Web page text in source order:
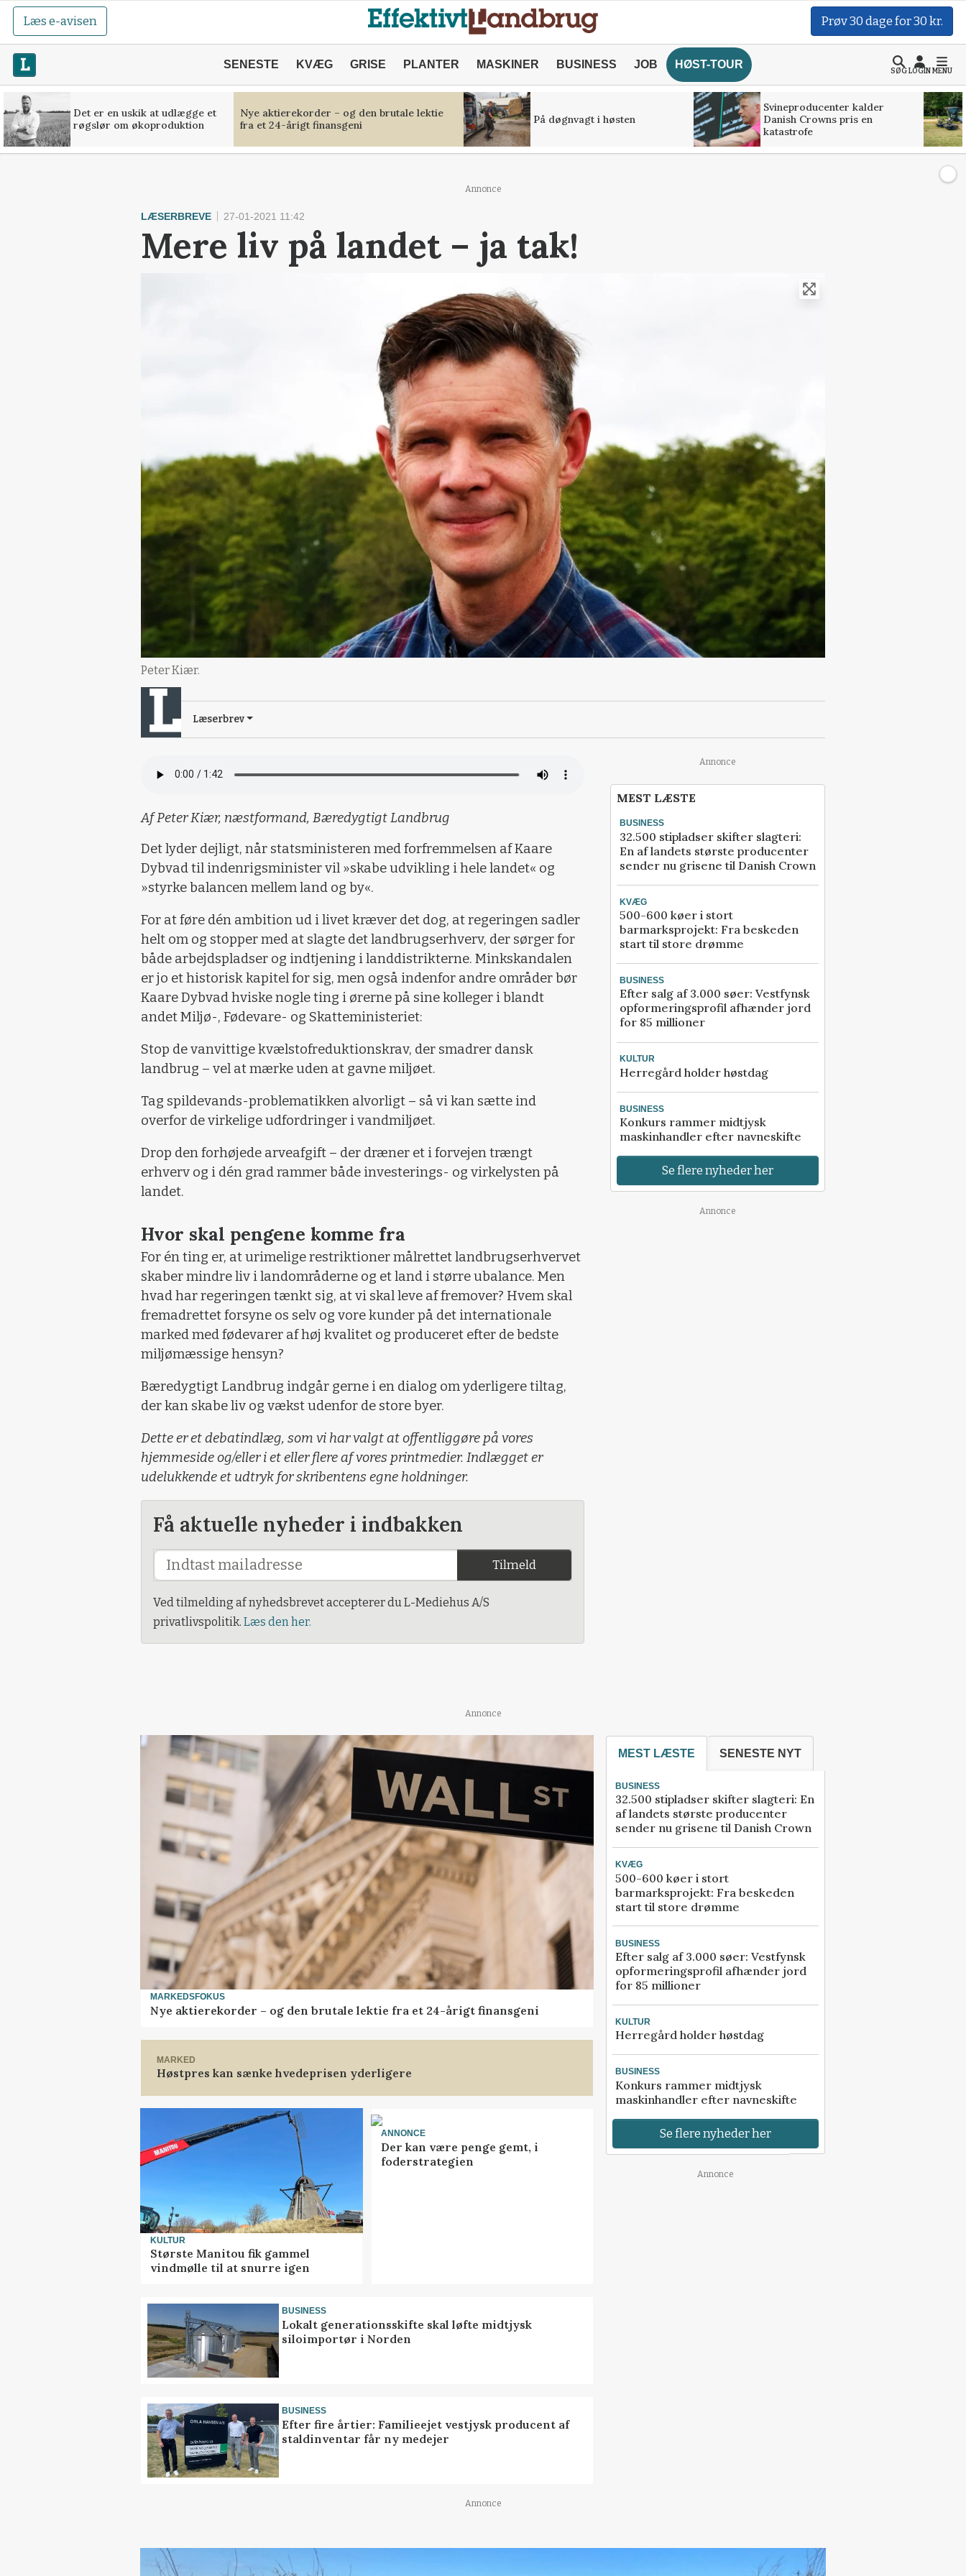
Læs e-avisen Prøv 30 dage for 30 kr.
SENESTE KVÆG GRISE PLANTER MASKINER BUSINESS JOB HØST-TOUR
SØGLOGINMENU
Det er en uskik at udlægge et
røgslør om økoproduktion
Nye aktierekorder – og den brutale lektie
fra et 24-årigt finansgeni
På døgnvagt i høsten
Svineproducenter kalder
Danish Crowns pris en
katastrofe
Annonce
LÆSERBREVE 27-01-2021 11:42
Mere liv på landet – ja tak!
Peter Kiær.
Læserbrev
Af Peter Kiær, næstformand, Bæredygtigt Landbrug
Det lyder dejligt, når statsministeren med forfremmelsen af Kaare
Dybvad til indenrigsminister vil »skabe udvikling i hele landet« og
»styrke balancen mellem land og by«.
For at føre dén ambition ud i livet kræver det dog, at regeringen sadler
helt om og stopper med at slagte det landbrugserhverv, der sørger for
både arbejdspladser og indtjening i landdistrikterne. Minkskandalen
er jo et historisk kapitel for sig, men også indenfor andre områder bør
Kaare Dybvad hviske nogle ting i ørerne på sine kolleger i blandt
andet Miljø-, Fødevare- og Skatteministeriet:
Stop de vanvittige kvælstofreduktionskrav, der smadrer dansk
landbrug – vel at mærke uden at gavne miljøet.
Tag spildevands-problematikken alvorligt – så vi kan sætte ind
overfor de virkelige udfordringer i vandmiljøet.
Drop den forhøjede arveafgift – der dræner et i forvejen trængt
erhverv og i dén grad rammer både investerings- og virkelysten på
landet.
Hvor skal pengene komme fra
For én ting er, at urimelige restriktioner målrettet landbrugserhvervet
skaber mindre liv i landområderne og et land i større ubalance. Men
hvad har regeringen tænkt sig, at vi skal leve af fremover? Hvem skal
fremadrettet forsyne os selv og vore kunder på det internationale
marked med fødevarer af høj kvalitet og produceret efter de bedste
miljømæssige hensyn?
Bæredygtigt Landbrug indgår gerne i en dialog om yderligere tiltag,
der kan skabe liv og vækst udenfor de store byer.
Dette er et debatindlæg, som vi har valgt at offentliggøre på vores
hjemmeside og/eller i et eller flere af vores printmedier. Indlægget er
udelukkende et udtryk for skribentens egne holdninger.
Få aktuelle nyheder i indbakken
Tilmeld
Ved tilmelding af nyhedsbrevet accepterer du L-Mediehus A/S
privatlivspolitik. Læs den her.
Annonce
MEST LÆSTE
BUSINESS
32.500 stipladser skifter slagteri:
En af landets største producenter
sender nu grisene til Danish Crown
KVÆG
500-600 køer i stort
barmarksprojekt: Fra beskeden
start til store drømme
BUSINESS
Efter salg af 3.000 søer: Vestfynsk
opformeringsprofil afhænder jord
for 85 millioner
KULTUR
Herregård holder høstdag
BUSINESS
Konkurs rammer midtjysk
maskinhandler efter navneskifte
Se flere nyheder her
Annonce
Annonce
MARKEDSFOKUS
Nye aktierekorder – og den brutale lektie fra et 24-årigt finansgeni
MARKED
Høstpres kan sænke hvedeprisen yderligere
KULTUR
Største Manitou fik gammel
vindmølle til at snurre igen
ANNONCE
Der kan være penge gemt, i
foderstrategien
BUSINESS
Lokalt generationsskifte skal løfte midtjysk
siloimportør i Norden
BUSINESS
Efter fire årtier: Familieejet vestjysk producent af
staldinventar får ny medejer
MEST LÆSTE SENESTE NYT
BUSINESS
32.500 stipladser skifter slagteri: En
af landets største producenter
sender nu grisene til Danish Crown
KVÆG
500-600 køer i stort
barmarksprojekt: Fra beskeden
start til store drømme
BUSINESS
Efter salg af 3.000 søer: Vestfynsk
opformeringsprofil afhænder jord
for 85 millioner
KULTUR
Herregård holder høstdag
BUSINESS
Konkurs rammer midtjysk
maskinhandler efter navneskifte
Se flere nyheder her
Annonce
Annonce